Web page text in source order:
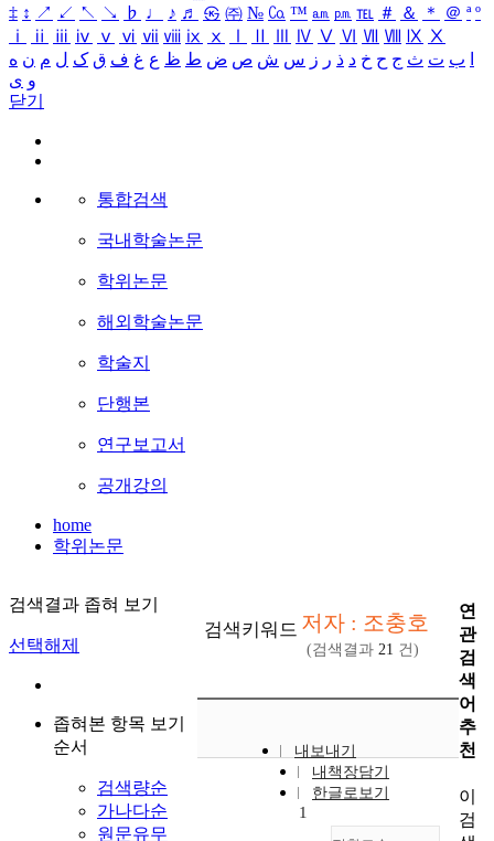
‡ ↕ ↗ ↙ ↖ ↘ ♭ ♩ ♪ ♬ ㉿ ㈜ № ㏇ ™ ㏂ ㏘ ℡ ＃ ＆ ＊ ＠ ª º
ⅰ
ⅱ ⅲ ⅳ ⅴ ⅵ ⅶ ⅷ ⅸ ⅹ Ⅳ Ⅴ Ⅵ Ⅶ Ⅷ Ⅸ Ⅹ
ب ت ث ج ح خ د ذ ر ز س ش ص ض ط ظ ع غ ف ق ک ل م ن ه
و ی
닫기
통합검색
국내학술논문
학위논문
해외학술논문
학술지
단행본
연구보고서
공개강의
home
학위논문
검색결과 좁혀 보기
선택해제
좁혀본 항목 보기
순서
검색량순
가나다순
원문유무
검색키워드 저자 : 조충호
(검색결과 21 건)
내보내기
내책장담기
한글로보기
1
연
관
검
색
어
추
천
이
검